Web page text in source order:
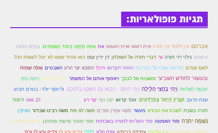
הזמן סט זוהר
ספרים להורדה
חנות ספרים
תגיות פופולאריות:
אברהם אין ללמד גוי תורה אית רוגזא ואית ראוגזא את אַתָּה תֶּחֱזֶה בְּסוֹד הַשְּׂפָתַיִם. בְּכֻלָּם הִתנה
עימהם גילוי רזי תורה גר דברי תורה על השולחן דן ידין עמו הוא פוחד שמא לא יוכל לעשות הכל
לשם שמים הודעת עשיו על הברכות הזוהר הקדוש היכל הסבא יצר הרע השבטים וְאֵלֶּה שְׁמוֹת
ובעשור לחודש השביעי והשבות אל לבבך ויאסוף אותם אל המשמר וידבר אלקים וַיהוָה נָתַן
חָכְמָה לִשְׁלֹמֹה וַיְהִי בַּחֲצִי הַלַּיְלָה וַיְהִי הַיּוֹם - וַיָּבוֹא גַם הַשָּׂטָן בְּתוֹכָם. וליוסף יולד- בטרם תבוע
שנת הרעב ושָׁרַץ הַיְאֹר צְפַרְדְּעִים. זוהר קדוש יפה נוף יצר רע לב גאה לימוד
תורה בשבת לשבח את הבורא מעשר מֹשֶׁה אַהֲרֹן וּמִרְיָם משה לא מת משה רבינו שבדור נשיקין
נָשְׁמָה יִתְרָה סוד האמונה סוד העליות לתורה בשבתות ספר הזוהר פרשת ואתחנן עבודת המידות
פסח